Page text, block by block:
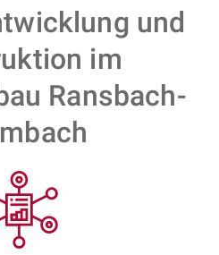
und
im
Ransbach-